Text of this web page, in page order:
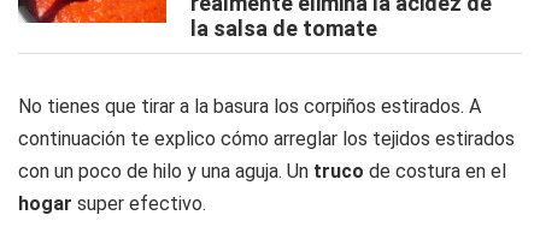
la salsa de tomate
No tienes que tirar a la basura los corpiños estirados. A
continuación te explico cómo arreglar los tejidos estirados
con un poco de hilo y una aguja. Un truco de costura en el
hogar super efectivo.